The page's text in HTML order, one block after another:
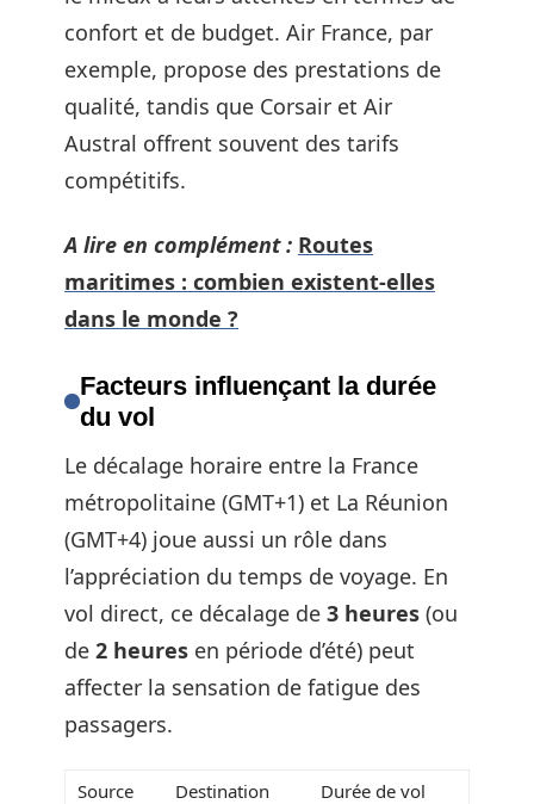
confort et de budget. Air France, par
exemple, propose des prestations de
qualité, tandis que Corsair et Air
Austral offrent souvent des tarifs
compétitifs.
A lire en complément : Routes
maritimes : combien existent-elles
dans le monde ?
Facteurs influençant la durée
du vol
Le décalage horaire entre la France
métropolitaine (GMT+1) et La Réunion
(GMT+4) joue aussi un rôle dans
l’appréciation du temps de voyage. En
vol direct, ce décalage de 3 heures (ou
de 2 heures en période d’été) peut
affecter la sensation de fatigue des
passagers.
Source Destination
Durée de vol